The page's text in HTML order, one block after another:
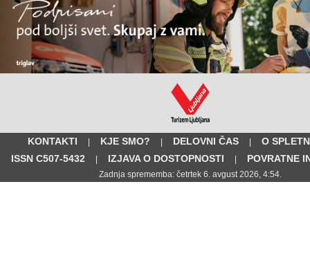
KONTAKTI | KJE SMO? | DELOVNI ČAS |
O
ISSN C507-5432
| IZJAVA O DOSTOPNOSTI | POVRATNE
Zadnja sprememba: četrtek 6. avgust 2026, 4:54.